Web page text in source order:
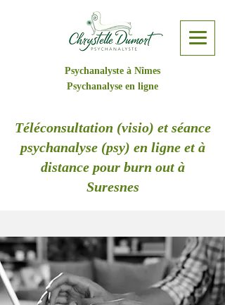
Psychanalyste à Nîmes
Psychanalyse en ligne
Téléconsultation (visio) et séance
psychanalyse (psy) en ligne et à
distance pour burn out à
Suresnes